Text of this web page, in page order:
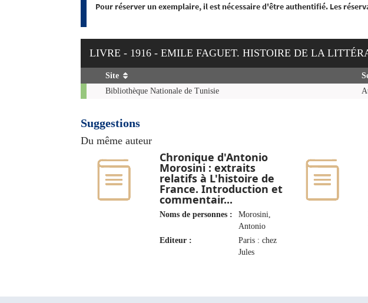
Pour réserver un exemplaire, il est nécessaire d'être authentifié. Les
LIVRE - 1916 - EMILE FAGUET. HISTOIRE DE LA
Exemplaires
Site
Bibliothèque Nationale de Tunisie
Suggestions
Du même auteur
Chronique d'Antonio
Morosini : extraits
relatifs à L'histoire de
France. Introduction et
commentair...
Noms de personnes :
Morosini,
Antonio
Editeur :
Paris : chez
Jules